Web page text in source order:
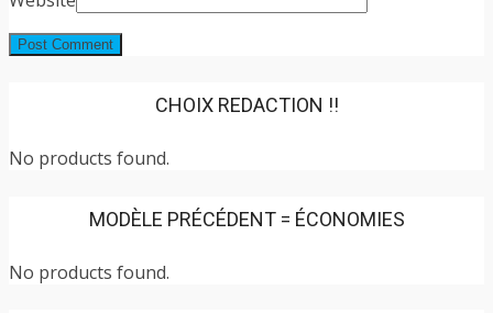
CHOIX REDACTION !!
No products found.
MODÈLE PRÉCÉDENT = ÉCONOMIES
No products found.